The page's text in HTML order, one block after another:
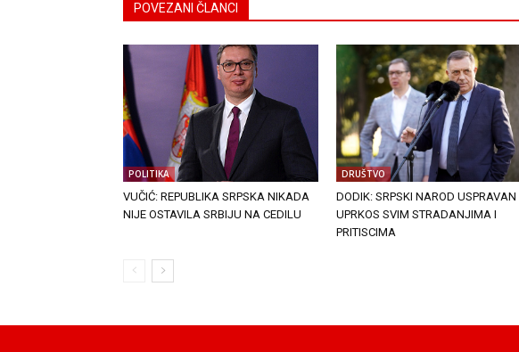
POVEZANI ČLANCI
POLITIKA
VUČIĆ: REPUBLIKA SRPSKA NIKADA
NIJE OSTAVILA SRBIJU NA CEDILU
DRUŠTVO
DODIK: SRPSKI NAROD USPRAVAN
UPRKOS SVIM STRADANJIMA I
PRITISCIMA